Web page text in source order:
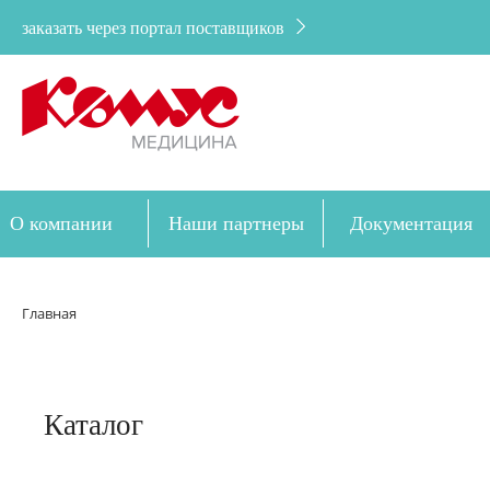
заказать через портал поставщиков
О компании Наши партнеры Документация
Главная
Каталог